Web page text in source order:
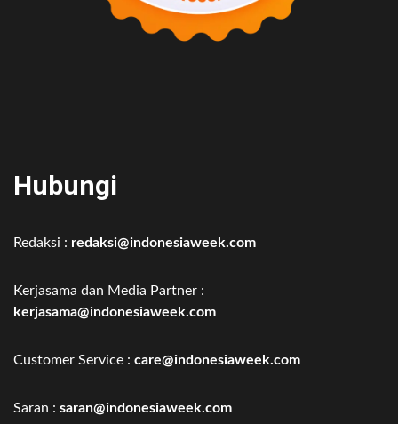
Hubungi
Redaksi : redaksi@indonesiaweek.com
Kerjasama dan Media Partner :
kerjasama@indonesiaweek.com
Customer Service : care@indonesiaweek.com
Saran : saran@indonesiaweek.com